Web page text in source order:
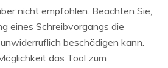
nicht empfohlen. Beachten Sie,
eines Schreibvorgangs die
beschädigen kann.
das Tool zum